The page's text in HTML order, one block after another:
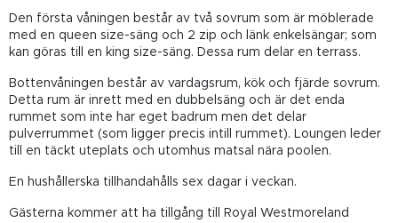
Den första våningen består av två sovrum som är möblerade
med en queen size-säng och 2 zip och länk enkelsängar; som
kan göras till en king size-säng. Dessa rum delar en terrass.
Bottenvåningen består av vardagsrum, kök och fjärde sovrum.
Detta rum är inrett med en dubbelsäng och är det enda
rummet som inte har eget badrum men det delar
pulverrummet (som ligger precis intill rummet). Loungen leder
till en täckt uteplats och utomhus matsal nära poolen.
En hushållerska tillhandahålls sex dagar i veckan.
Gästerna kommer att ha tillgång till Royal Westmoreland